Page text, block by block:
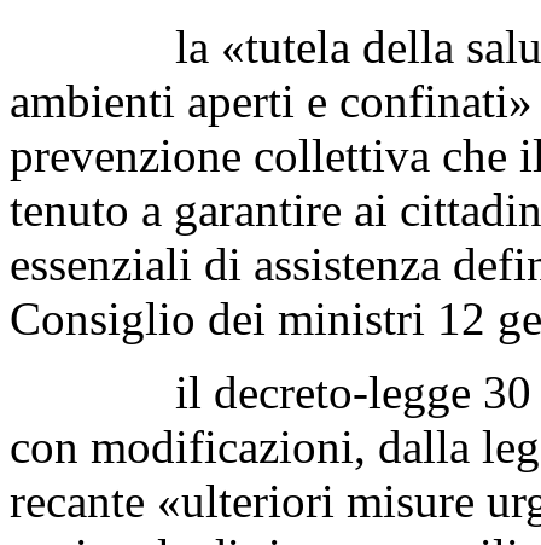
la «tutela della salute
ambienti aperti e
prevenzione collettiva che
tenuto a garantire ai
essenziali di assistenza
Consiglio dei ministri 12
il decreto-legge 30
con modificazioni, dalla
recante «ulteriori misure